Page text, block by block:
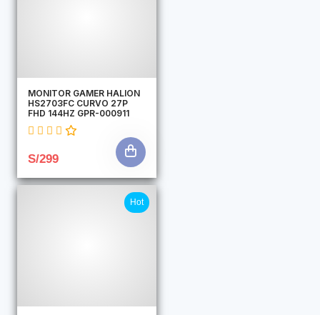
MONITOR GAMER HALION
HS2703FC CURVO 27P
FHD 144HZ GPR-000911
S/299
Hot